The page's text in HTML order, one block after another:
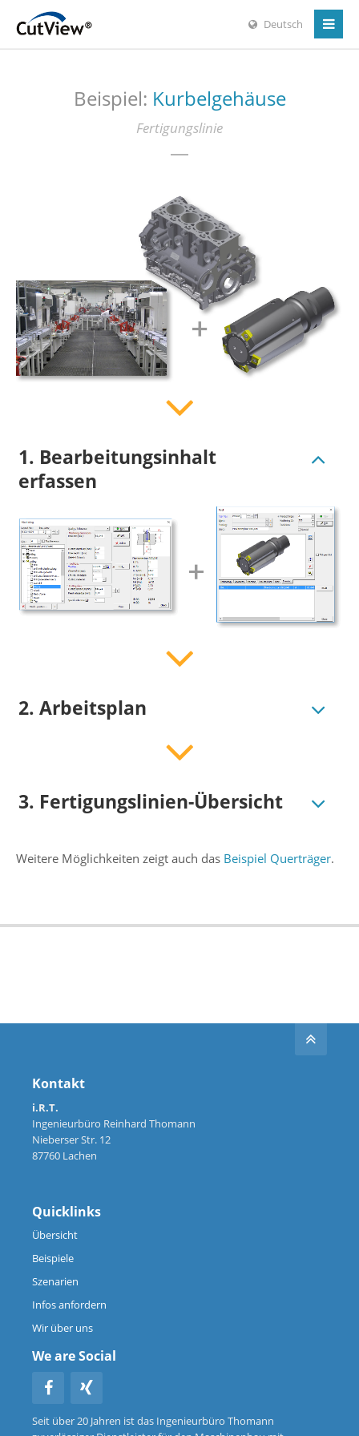
Deutsch
Beispiel: Kurbelgehäuse
Fertigungslinie
1. Bearbeitungsinhalt
erfassen
2. Arbeitsplan
3. Fertigungslinien-Übersicht
Weitere Möglichkeiten zeigt auch das Beispiel Querträger.
Kontakt
i.R.T.
Ingenieurbüro Reinhard Thomann
Nieberser Str. 12
87760 Lachen
Quicklinks
Übersicht
Beispiele
Szenarien
Infos anfordern
Wir über uns
We are Social
Seit über 20 Jahren ist das Ingenieurbüro Thomann